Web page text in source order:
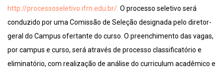
http://processoseletivo.ifrn.edu.br/. O processo seletivo será
conduzido por uma Comissão de Seleção designada pelo diretor-
geral do Campus ofertante do curso. O preenchimento das vagas,
por campus e curso, será através de processo classificatório e
eliminatório, com realização de análise do curriculum acadêmico e